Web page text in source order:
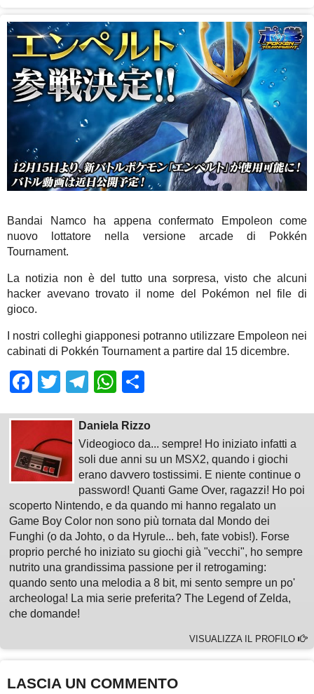
Bandai Namco ha appena confermato Empoleon come
nuovo lottatore nella versione arcade di Pokkén
Tournament.
La notizia non è del tutto una sorpresa, visto che alcuni
hacker avevano trovato il nome del Pokémon nel file di
gioco.
I nostri colleghi giapponesi potranno utilizzare Empoleon nei
cabinati di Pokkén Tournament a partire dal 15 dicembre.
Facebook
TwitterTelegram
WhatsApp
Daniela Rizzo
Videogioco da... sempre! Ho iniziato infatti a
soli due anni su un MSX2, quando i giochi
erano davvero tostissimi. E niente continue o
password! Quanti Game Over, ragazzi! Ho poi
scoperto Nintendo, e da quando mi hanno regalato un
Game Boy Color non sono più tornata dal Mondo dei
Funghi (o da Johto, o da Hyrule... beh, fate vobis!). Forse
proprio perché ho iniziato su giochi già "vecchi", ho sempre
nutrito una grandissima passione per il retrogaming:
quando sento una melodia a 8 bit, mi sento sempre un po'
archeologa! La mia serie preferita? The Legend of Zelda,
che domande!
VISUALIZZA IL PROFILO
LASCIA UN COMMENTO